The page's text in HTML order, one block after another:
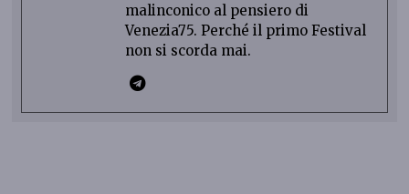
malinconico al pensiero di
Venezia75. Perché il primo Festival
non si scorda mai.